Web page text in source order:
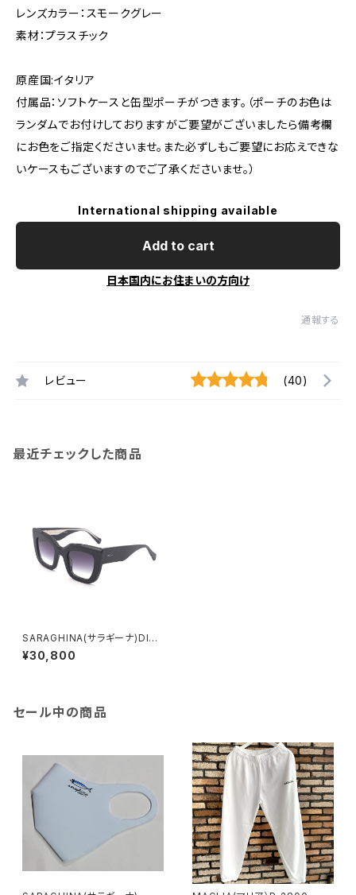
レンズカラー：スモークグレー
素材：プラスチック
原産国:イタリア
付属品：ソフトケースと缶型ポーチがつきます。（ポーチのお色は
ランダムでお付けしておりますがご要望がございましたら備考欄
にお色をご指定くださいませ。また必ずしもご要望にお応えできな
いケースもございますのでご了承くださいませ。）
International shipping available
Add to cart
日本国内にお住まいの方向け
通報する
レビュー (40)
最近チェックした商品
SARAGHINA(サラギーナ)DIVA
550LA 紫外線カット率 99.
9%
¥30,800
セール中の商品